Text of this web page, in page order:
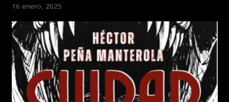
16 enero, 2025